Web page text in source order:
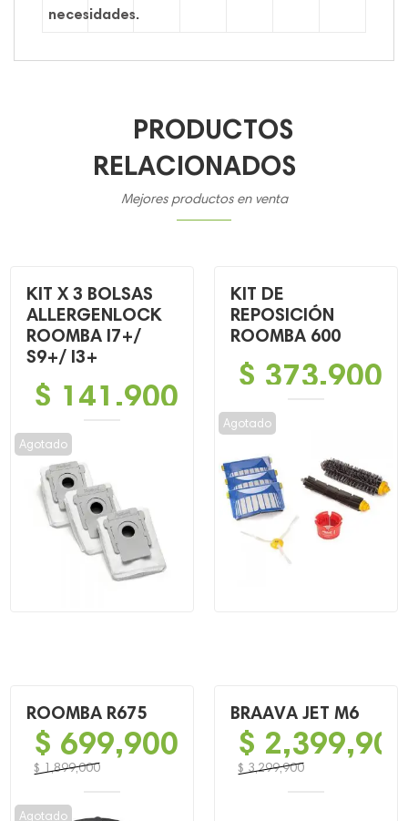
necesidades.
PRODUCTOS
RELACIONADOS
Mejores productos en venta
KIT X 3 BOLSAS
ALLERGENLOCK
ROOMBA I7+/
S9+/ I3+
$ 141,900
Agotado
KIT DE
REPOSICIÓN
ROOMBA 600
$ 373,900
Agotado
ROOMBA R675
$ 1,899,000
precio
$ 699,900
precio
Agotado
BRAAVA JET M6
$ 3,299,900
$